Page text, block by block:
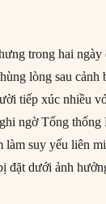
trong hai
lòng sau cảnh
tiếp xúc nhiều
ngờ Tổng thống
làm suy yếu liên
đặt dưới ảnh